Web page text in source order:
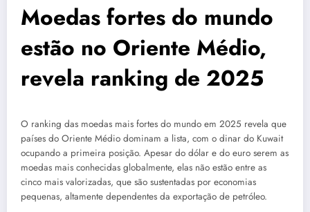
Moedas fortes do mundo
estão no Oriente Médio,
revela ranking de 2025
O ranking das moedas mais fortes do mundo em 2025 revela que
países do Oriente Médio dominam a lista, com o dinar do Kuwait
ocupando a primeira posição. Apesar do dólar e do euro serem as
moedas mais conhecidas globalmente, elas não estão entre as
cinco mais valorizadas, que são sustentadas por economias
pequenas, altamente dependentes da exportação de petróleo.